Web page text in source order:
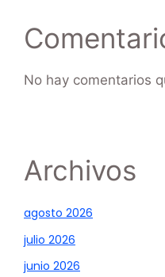
No hay comentarios
Archivos
agosto 2026
julio 2026
junio 2026